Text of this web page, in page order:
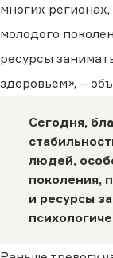
многих
молодого
ресурсы
здоровьем», –
Сегодня,
людей,
поколения,
и ресурсы